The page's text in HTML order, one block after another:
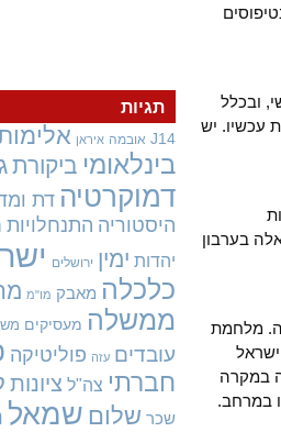
ובכלל
עכשיו. יש
בערבון
מלחמת
במקרה
במרחב.
תגיות
J14 אובמה איראן
בינלאומי ביקורת
דמוקרטיה דת
היסטוריה התנחלויות
יהדות ימין ירושלים
כלכלה מאבק מו"מ
ממשלה מעסיקים
עובדים עזה פוליטיקה
חברתי צה"ל ציונות
שכר שלום שמאל